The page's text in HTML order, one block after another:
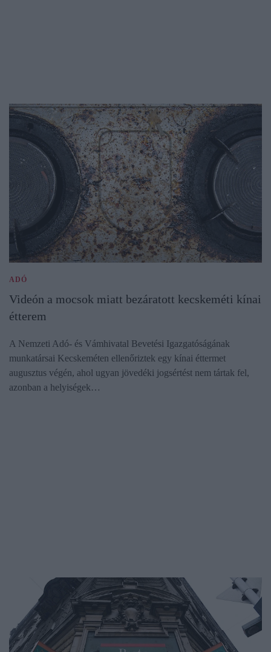
ADÓ
Videón a mocsok miatt bezáratott kecskeméti kínai
étterem
A Nemzeti Adó- és Vámhivatal Bevetési Igazgatóságának
munkatársai Kecskeméten ellenőriztek egy kínai éttermet
augusztus végén, ahol ugyan jövedéki jogsértést nem tártak fel,
azonban a helyiségek…